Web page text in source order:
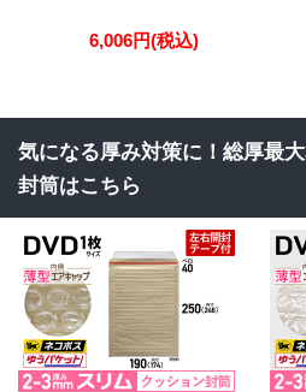
6,006円(税込)
気になる厚み対策に！総厚最
封筒はこちら